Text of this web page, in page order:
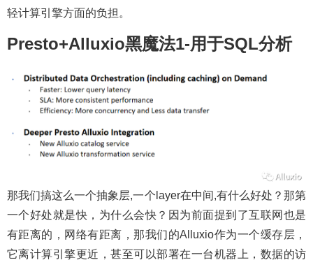
轻计算引擎方面的负担。
Presto+Alluxio黑魔法1-用于SQL分析
那我们搞这么一个抽象层,一个layer在中间,有什么好处？那第
一个好处就是快，为什么会快？因为前面提到了互联网也是
有距离的，网络有距离，那我们的Alluxio作为一个缓存层，
它离计算引擎更近，甚至可以部署在一台机器上，数据的访